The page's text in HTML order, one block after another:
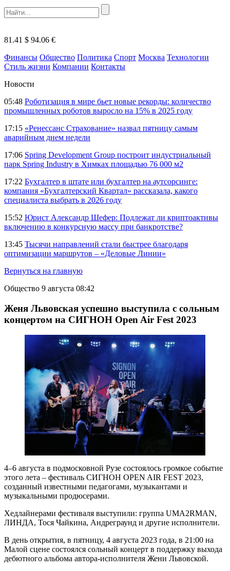
81.41 $ 94.06 €
Финансы Общество Политика Спорт Москва Технологии
Стиль жизни Компании Контакты
Новости
05:48 Роботизация в мире бьет новые рекорды: количество
промышленных роботов выросло на 15% в 2025 году
17:15 «Ренессанс Страхование» назвал пятницу самым
аварийным днем недели
17:06 Spring Development Group построит индустриальный
парк Spring Industry в Химках площадью 76 000 м2
17:22 Бухгалтер в штате или бухгалтер на аутсорсинге:
компания «Бухгалтерский Квартал» рассказала, какого
специалиста выбрать в 2026 году
15:52 Юрист Александр Шефер: Подлежат ли криптоактивы
включению в конкурсную массу при банкротстве?
13:45 Тысячи направлений стали быстрее благодаря
оптимизации маршрутов – «Деловые Линии»
Вернуться на главную
Общество 9 августа 08:42
Женя Львовская успешно выступила с сольным
концертом на СИГНОН Open Air Fest 2023
4–6 августа в подмосковной Рузе состоялось громкое событие
этого лета – фестиваль СИГНОН OPEN AIR FEST 2023,
созданный известными педагогами, музыкантами и
музыкальными продюсерами.
Хедлайнерами фестиваля выступили: группа UMA2RMAN,
ЛИНДА, Тося Чайкина, Андреграунд и другие исполнители.
В день открытия, в пятницу, 4 августа 2023 года, в 21:00 на
Малой сцене состоялся сольный концерт в поддержку выхода
дебютного альбома автора-исполнителя Жени Львовской.